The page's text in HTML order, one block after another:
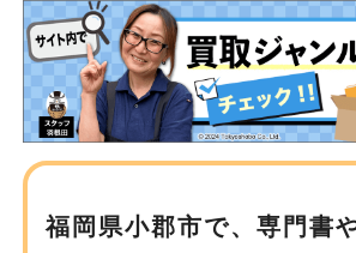
福岡県小郡市で、専門書